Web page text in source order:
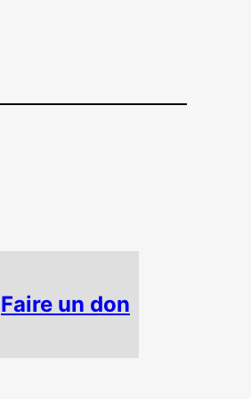
Faire un don